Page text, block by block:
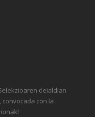
deialdian
con la